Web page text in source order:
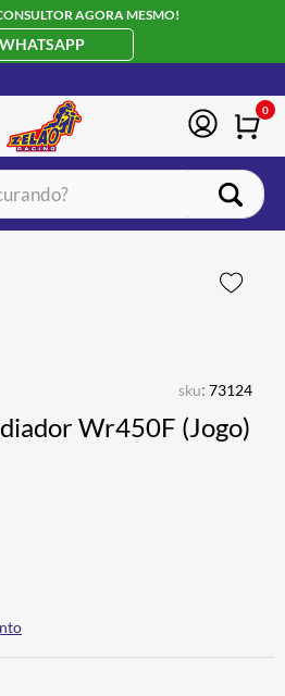
AGORA MESMO!
WHATSAPP
0
sku: 73124
Wr450F (Jogo)